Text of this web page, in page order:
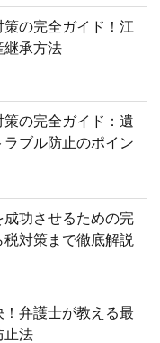
策の完全ガイド！江
継承方法
の完全ガイド：遺
ブル防止のポイン
功させるための完
対策まで徹底解説
弁護士が教える最
止法